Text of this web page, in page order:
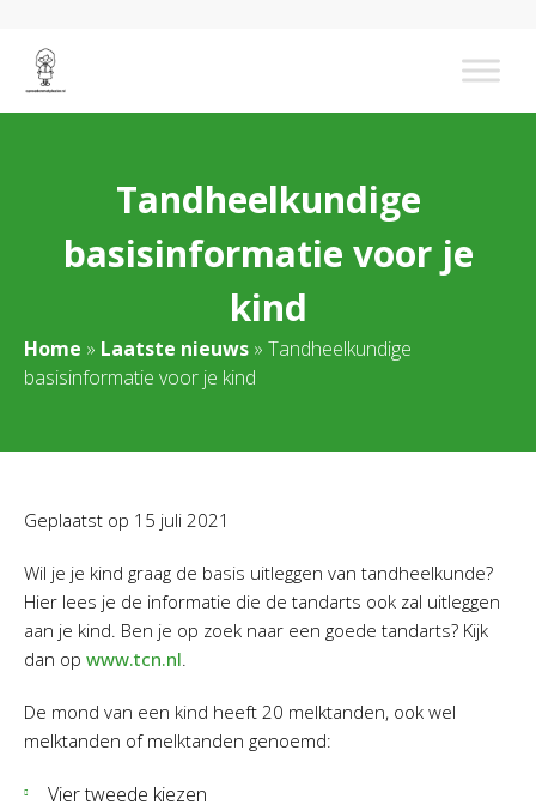
Tandheelkundige
basisinformatie voor je
kind
Home » Laatste nieuws » Tandheelkundige
basisinformatie voor je kind
Geplaatst op 15 juli 2021
Wil je je kind graag de basis uitleggen van tandheelkunde?
Hier lees je de informatie die de tandarts ook zal uitleggen
aan je kind. Ben je op zoek naar een goede tandarts? Kijk
dan op www.tcn.nl.
De mond van een kind heeft 20 melktanden, ook wel
melktanden of melktanden genoemd:
Vier tweede kiezen